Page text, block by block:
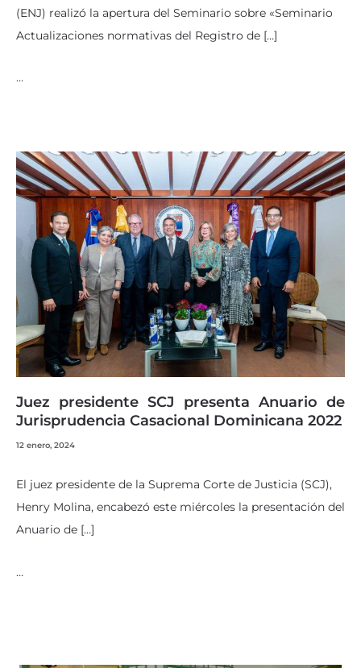
(ENJ) realizó la apertura del Seminario sobre «Seminario
Actualizaciones normativas del Registro de […]
…
Juez presidente SCJ presenta Anuario de
Jurisprudencia Casacional Dominicana 2022
12 enero, 2024
El juez presidente de la Suprema Corte de Justicia (SCJ),
Henry Molina, encabezó este miércoles la presentación del
Anuario de […]
…